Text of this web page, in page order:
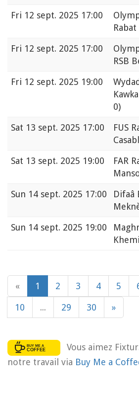
Fri 12 sept. 2025 17:00
Rabat
Fri 12 sept. 2025 17:00
RSB
Fri 12 sept. 2025 19:00
0)
Sat 13 sept. 2025 17:00
FUS
Sat 13 sept. 2025 19:00
FAR
Sun 14 sept. 2025 17:00
Difaâ
Sun 14 sept. 2025 19:00
« 1 2 3 4 5
10 ... 29 30 »
Vous aimez
notre travail via Buy Me a